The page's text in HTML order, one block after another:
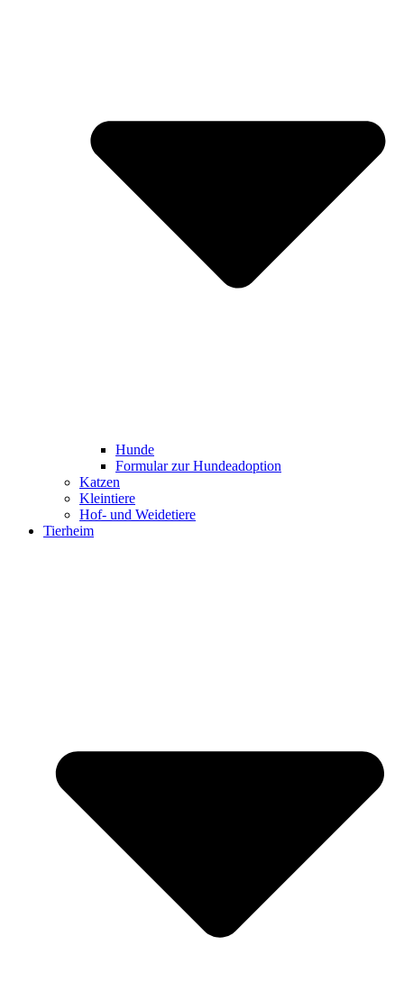
Hunde
Formular zur Hundeadoption
Katzen
Kleintiere
Hof- und Weidetiere
Tierheim